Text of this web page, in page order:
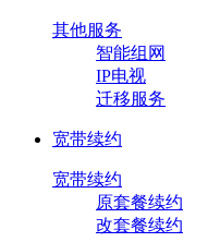
其他服务
智能组网
IP电视
迁移服务
宽带续约
宽带续约
原套餐续约
改套餐续约